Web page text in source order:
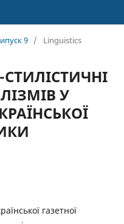
9 / Linguistics
У
газетної